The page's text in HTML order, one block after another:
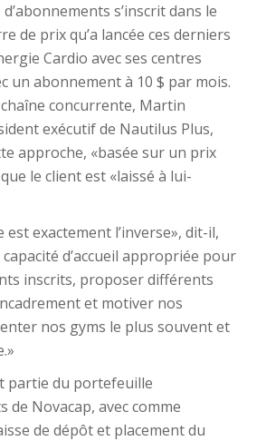
s’inscrit dans le
de prix qu’a lancée ces derniers
Cardio avec ses centres
un abonnement à 10 $ par mois.
concurrente, Martin
exécutif de Nautilus Plus,
approche, «basée sur un prix
le client est «laissé à lui-
exactement l’inverse», dit-il,
d’accueil appropriée pour
inscrits, proposer différents
et motiver nos
nos gyms le plus souvent et
partie du portefeuille
de Novacap, avec comme
de dépôt et placement du